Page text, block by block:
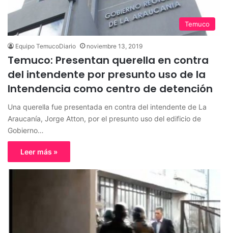
Temuco
Equipo TemucoDiario noviembre 13, 2019
Temuco: Presentan querella en contra
del intendente por presunto uso de la
Intendencia como centro de detención
Una querella fue presentada en contra del intendente de La
Araucanía, Jorge Atton, por el presunto uso del edificio de
Gobierno…
Leer más »